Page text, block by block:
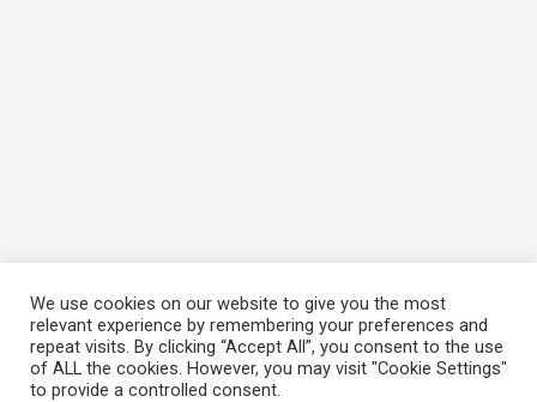
We use cookies on our website to give you the most
relevant experience by remembering your preferences and
repeat visits. By clicking “Accept All”, you consent to the use
of ALL the cookies. However, you may visit "Cookie Settings"
to provide a controlled consent.